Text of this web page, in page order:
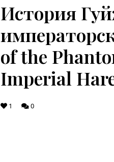
История
of the
Imperial
1 0